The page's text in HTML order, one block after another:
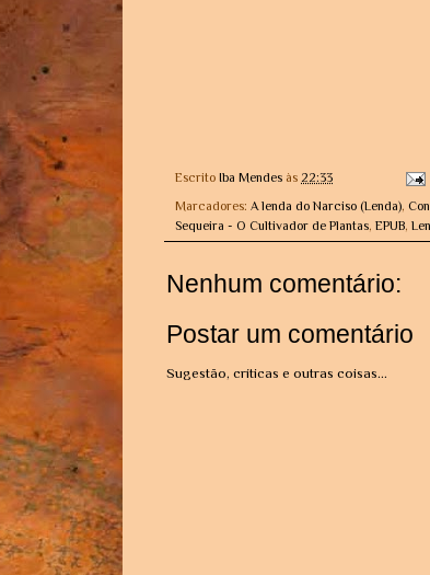
Escrito Iba Mendes às 22:33
Marcadores: A lenda do Narciso (Lenda),
Sequeira - O Cultivador de Plantas, EPUB,
Nenhum comentário:
Postar um comentário
Sugestão, críticas e outras coisas...